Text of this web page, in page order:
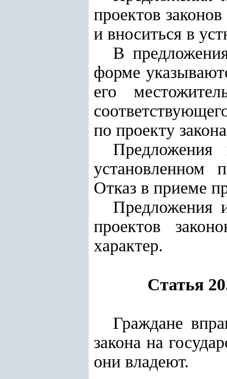
проектов
и вноситься в
В
форме
его
по проекту
установленном
Отказ в приеме
Предложения
проектов
характер.
Статья
Граждане
закона на
они владеют.